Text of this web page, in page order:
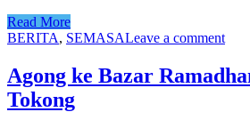
Read More
BERITA, SEMASALeave a comment
Agong ke Bazar
Tokong